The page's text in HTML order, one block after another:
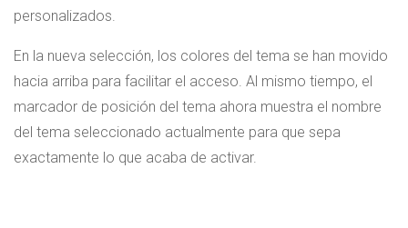
personalizados.
En la nueva selección, los colores del tema se han movido
hacia arriba para facilitar el acceso. Al mismo tiempo, el
marcador de posición del tema ahora muestra el nombre
del tema seleccionado actualmente para que sepa
exactamente lo que acaba de activar.